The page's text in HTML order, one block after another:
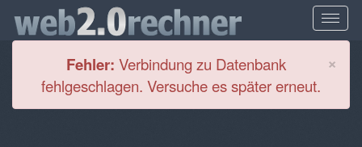
×
Fehler: Verbindung zu Datenbank
fehlgeschlagen. Versuche es später erneut.